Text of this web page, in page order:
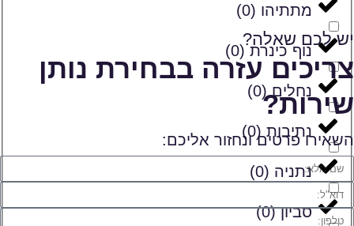
מתתיהו (
0
)
נוף כינרת(
0
)
נחלים(
0
)
נתיבות (
0
)
נתניה (
0
)
סביון(
0
)
יש לכם שאלה?
צריכים עזרה בבחירת נותן
שירות?
השאירו פרטים ונחזור אליכם: